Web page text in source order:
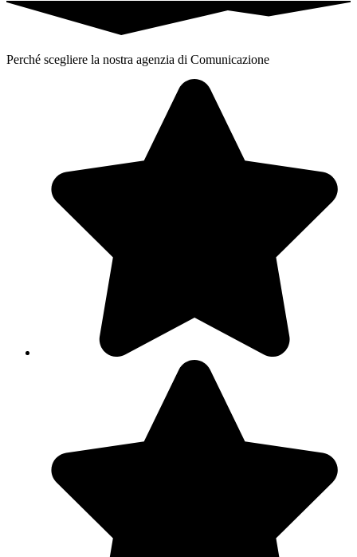
Perché scegliere la nostra agenzia di Comunicazione